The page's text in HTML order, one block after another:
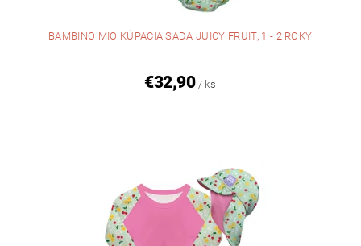
BAMBINO MIO KÚPACIA SADA JUICY FRUIT, 1 - 2 ROKY
€32,90 / ks